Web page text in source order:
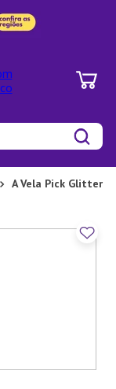
A Vela Pick Glitter